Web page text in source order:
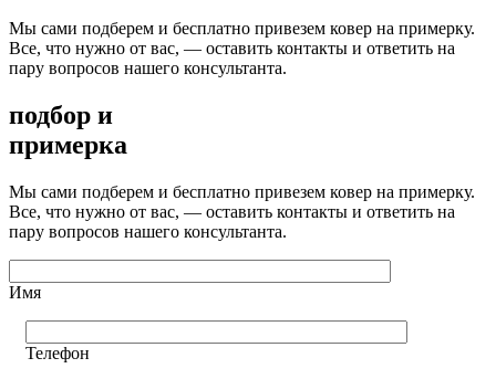
Мы сами подберем и бесплатно привезем ковер на примерку.
Все, что нужно от вас, — оставить контакты и ответить на
пару вопросов нашего консультанта.
подбор и
примерка
Мы сами подберем и бесплатно привезем ковер на примерку.
Все, что нужно от вас, — оставить контакты и ответить на
пару вопросов нашего консультанта.
Имя
Телефон